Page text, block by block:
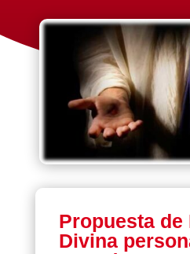
Propuesta de
Divina